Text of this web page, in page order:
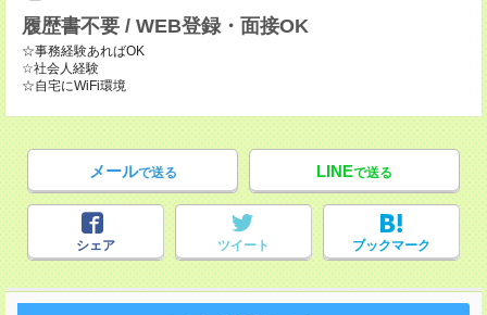
履歴書不要 / WEB登録・面接OK
☆事務経験あればOK
☆社会人経験
☆自宅にWiFi環境
メールで送る LINEで送る
シェア ツイート ブックマーク